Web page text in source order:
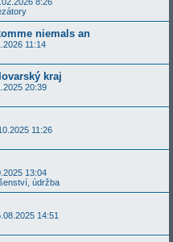
niemals an
11:14
kraj
20:39
11:26
13:04
údržba
14:51